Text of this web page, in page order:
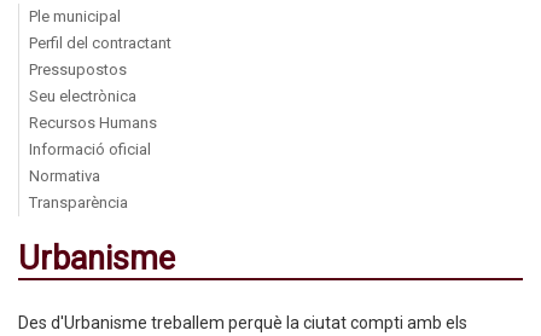
Ple municipal
Perfil del contractant
Pressupostos
Seu electrònica
Recursos Humans
Informació oficial
Normativa
Transparència
Urbanisme
Des d'Urbanisme treballem perquè la ciutat compti amb els